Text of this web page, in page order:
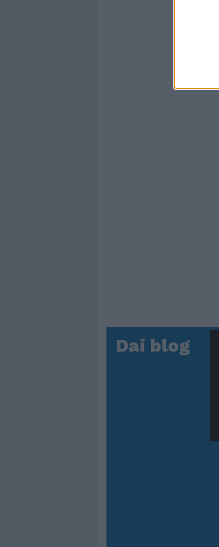
Dai blog